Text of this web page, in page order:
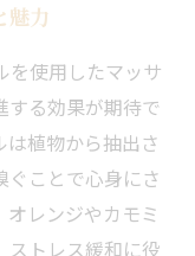
魅力
を使用したマッサ
する効果が期待で
は植物から抽出さ
ぐことで心身にさ
レンジやカモミ
ストレス緩和に役